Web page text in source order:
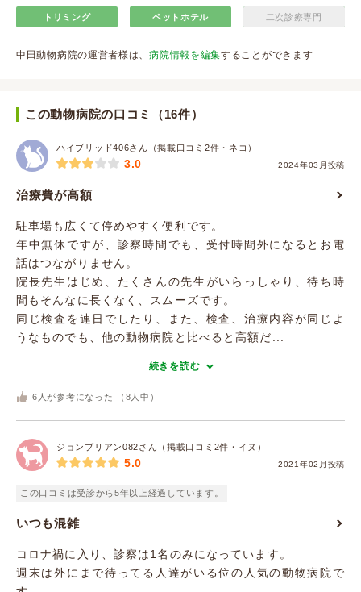
トリミング ペットホテル 二次診療専門
中田動物病院の運営者様は、病院情報を編集することができます
この動物病院の口コミ（16件）
ハイブリッド406さん（掲載口コミ2件・ネコ）
2024年03月投稿
3.0
治療費が高額
駐車場も広くて停めやすく便利です。
年中無休ですが、診察時間でも、受付時間外になるとお電
話はつながりません。
院長先生はじめ、たくさんの先生がいらっしゃり、待ち時
間もそんなに長くなく、スムーズです。
同じ検査を連日でしたり、また、検査、治療内容が同じよ
うなものでも、他の動物病院と比べると高額だ...
続きを読む
6 人が参考になった （ 8 人中）
ジョンブリアン082さん（掲載口コミ2件・イヌ）
2021年02月投稿
5.0
この口コミは受診から5年以上経過しています。
いつも混雑
コロナ禍に入り、診察は1名のみになっています。
週末は外にまで待ってる人達がいる位の人気の動物病院で